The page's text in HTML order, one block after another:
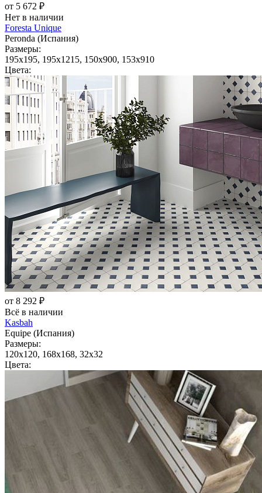
от 5 672 ₽
Нет в наличии
Foresta Unique
Peronda (Испания)
Размеры:
195x195, 195x1215, 150x900, 153x910
Цвета:
от 8 292 ₽
Всё в наличии
Kasbah
Equipe (Испания)
Размеры:
120x120, 168x168, 32x32
Цвета: